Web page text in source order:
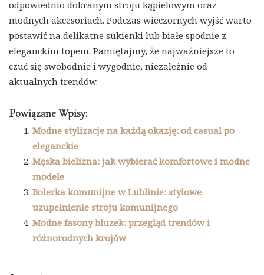
odpowiednio dobranym stroju kąpielowym oraz
modnych akcesoriach. Podczas wieczornych wyjść warto
postawić na delikatne sukienki lub białe spodnie z
eleganckim topem. Pamiętajmy, że najważniejsze to
czuć się swobodnie i wygodnie, niezależnie od
aktualnych trendów.
Powiązane Wpisy:
Modne stylizacje na każdą okazję: od casual po
eleganckie
Męska bielizna: jak wybierać komfortowe i modne
modele
Bolerka komunijne w Lublinie: stylowe
uzupełnienie stroju komunijnego
Modne fasony bluzek: przegląd trendów i
różnorodnych krojów